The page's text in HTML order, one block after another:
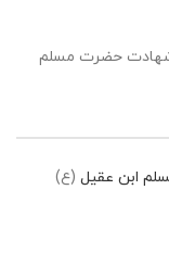
حضرت مسلم
ابن عقیل (ع)